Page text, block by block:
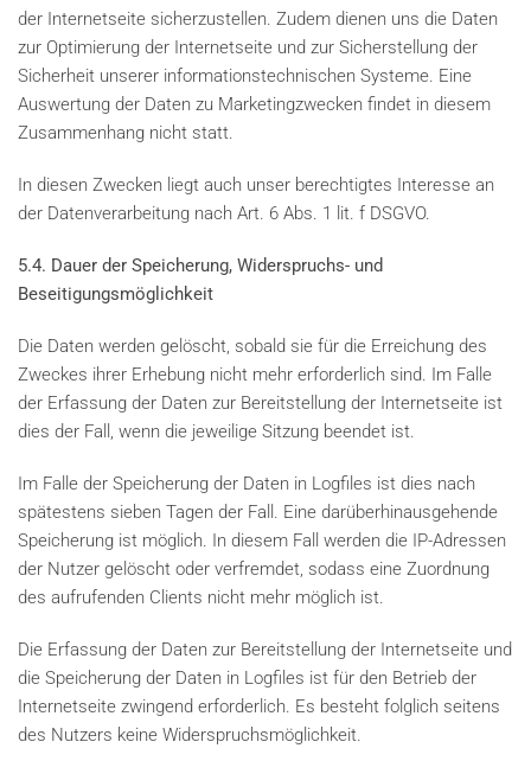
der Internetseite sicherzustellen. Zudem dienen uns die Daten
zur Optimierung der Internetseite und zur Sicherstellung der
Sicherheit unserer informationstechnischen Systeme. Eine
Auswertung der Daten zu Marketingzwecken findet in diesem
Zusammenhang nicht statt.
In diesen Zwecken liegt auch unser berechtigtes Interesse an
der Datenverarbeitung nach Art. 6 Abs. 1 lit. f DSGVO.
5.4. Dauer der Speicherung, Widerspruchs- und
Beseitigungsmöglichkeit
Die Daten werden gelöscht, sobald sie für die Erreichung des
Zweckes ihrer Erhebung nicht mehr erforderlich sind. Im Falle
der Erfassung der Daten zur Bereitstellung der Internetseite ist
dies der Fall, wenn die jeweilige Sitzung beendet ist.
Im Falle der Speicherung der Daten in Logfiles ist dies nach
spätestens sieben Tagen der Fall. Eine darüberhinausgehende
Speicherung ist möglich. In diesem Fall werden die IP-Adressen
der Nutzer gelöscht oder verfremdet, sodass eine Zuordnung
des aufrufenden Clients nicht mehr möglich ist.
Die Erfassung der Daten zur Bereitstellung der Internetseite und
die Speicherung der Daten in Logfiles ist für den Betrieb der
Internetseite zwingend erforderlich. Es besteht folglich seitens
des Nutzers keine Widerspruchsmöglichkeit.